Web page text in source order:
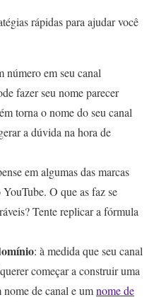
rápidas para ajudar você
número em seu canal
fazer seu nome parecer
torna o nome do seu canal
a dúvida na hora de
em algumas das marcas
O que as faz se
Tente replicar a fórmula
: à medida que seu canal
começar a construir uma
de canal e umnome de